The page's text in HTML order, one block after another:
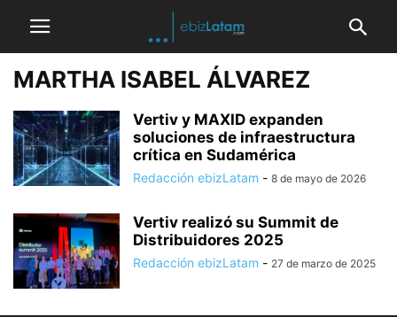
MARTHA ISABEL ÁLVAREZ
Vertiv y MAXID expanden
soluciones de infraestructura
crítica en Sudamérica
Redacción ebizLatam - 8 de mayo de 2026
Vertiv realizó su Summit de
Distribuidores 2025
Redacción ebizLatam - 27 de marzo de 2025